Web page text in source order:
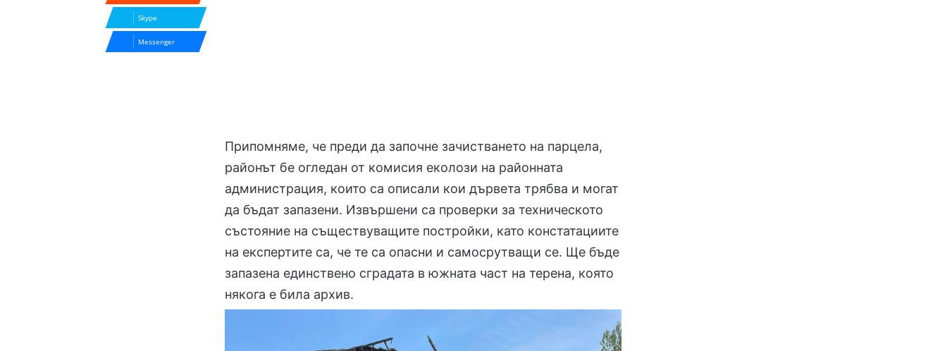
Припомняме, че преди да започне зачистването на парцела,
районът бе огледан от комисия еколози на районната
администрация, които са описали кои дървета трябва и могат
да бъдат запазени. Извършени са проверки за техническото
състояние на съществуващите постройки, като констатациите
на експертите са, че те са опасни и самосрутващи се. Ще бъде
запазена единствено сградата в южната част на терена, която
някога е била архив.
Skype
Messenger